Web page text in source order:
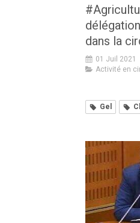
dans la
01 Juil 2021
Activité en
Gel